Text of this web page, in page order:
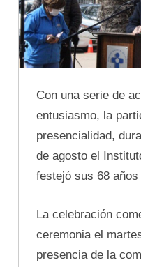
Con una serie de
entusiasmo, la
presencialidad,
de agosto el
festejó sus 68 años
La celebración
ceremonia el
presencia de la